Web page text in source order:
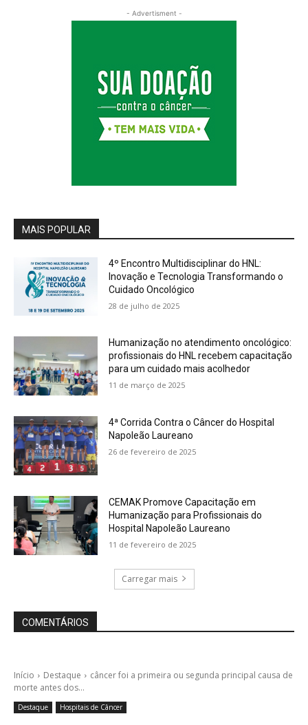
- Advertisment -
MAIS POPULAR
4º Encontro Multidisciplinar do HNL:
Inovação e Tecnologia Transformando o
Cuidado Oncológico
28 de julho de 2025
Humanização no atendimento oncológico:
profissionais do HNL recebem capacitação
para um cuidado mais acolhedor
11 de março de 2025
4ª Corrida Contra o Câncer do Hospital
Napoleão Laureano
26 de fevereiro de 2025
CEMAK Promove Capacitação em
Humanização para Profissionais do
Hospital Napoleão Laureano
11 de fevereiro de 2025
Carregar mais
COMENTÁRIOS